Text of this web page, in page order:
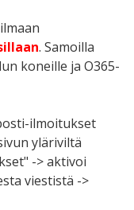
. Samoilla
koneille ja O365-
ilmoitukset
yläriviltä
-> aktivoi
viestistä ->